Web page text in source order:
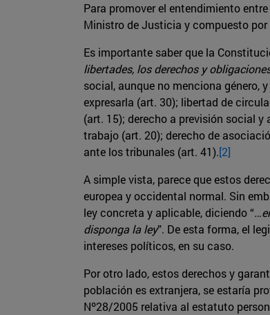
Para promover el entendimiento
Ministro de Justicia y compuesto
Es importante saber que la
libertades, los derechos y
social, aunque no menciona género,
expresarla (art. 30); libertad de
(art. 15); derecho a previsión social
trabajo (art. 20); derecho de
ante los tribunales (art. 41).[2]
A simple vista, parece que estos
europea y occidental normal. Sin
ley concreta y aplicable, diciendo “
disponga la ley”. De esta forma, el
intereses políticos, en su caso.
Por otro lado, estos derechos y
población es extranjera, se estaría
Nº28/2005 relativa al estatuto